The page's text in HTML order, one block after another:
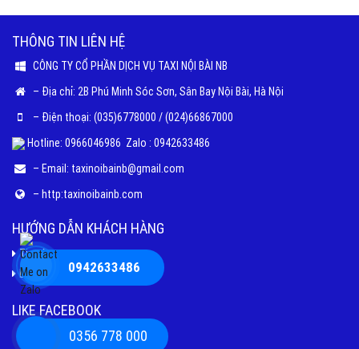
THÔNG TIN LIÊN HỆ
CÔNG TY CỔ PHẦN DỊCH VỤ TAXI NỘI BÀI NB
– Địa chỉ: 2B Phú Minh Sóc Sơn, Sân Bay Nội Bài, Hà Nội
– Điện thoại: (035)6778000 / (024)66867000
Hotline: 0966046986 Zalo : 0942633486
– Email: taxinoibainb@gmail.com
– http:taxinoibainb.com
HƯỚNG DẪN KHÁCH HÀNG
Tin tức
Liên hệ
LIKE FACEBOOK
0356 778 000
0942633486